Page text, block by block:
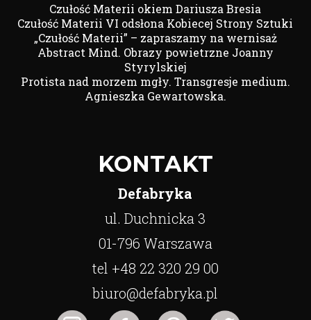
Czułość Materii okiem Dariusza Bresia
Czułość Materii VI odsłona Kobiecej Strony Sztuki
„Czułość Materii” – zapraszamy na wernisaż
Abstract Mind. Obrazy powietrzne Joanny
Styrylskiej
Protista nad morzem mgły. Transgresje medium.
Agnieszka Gewartowska.
KONTAKT
Defabryka
ul. Duchnicka 3
01-796 Warszawa
tel +48 22 320 29 00
biuro@defabryka.pl